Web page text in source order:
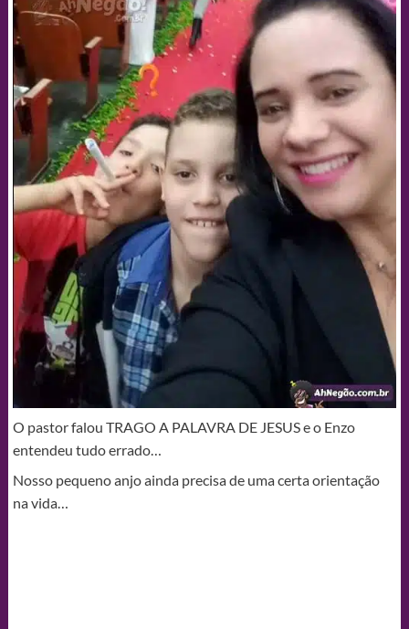
O pastor falou TRAGO A PALAVRA DE JESUS e o Enzo
entendeu tudo errado…
Nosso pequeno anjo ainda precisa de uma certa orientação
na vida…